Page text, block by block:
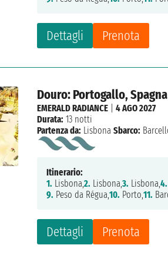
Dettagli Prenota
Douro: Portogallo, Spagna
Dettagli Prenota
EMERALD RADIANCE |4 AGO 2027
Durata: 13 notti
Partenza da: Lisbona Sbarco:
Itinerario:
1. Lisbona,2. Lisbona,3. Lisbona,4.
9. Peso da Régua,10. Porto,11.